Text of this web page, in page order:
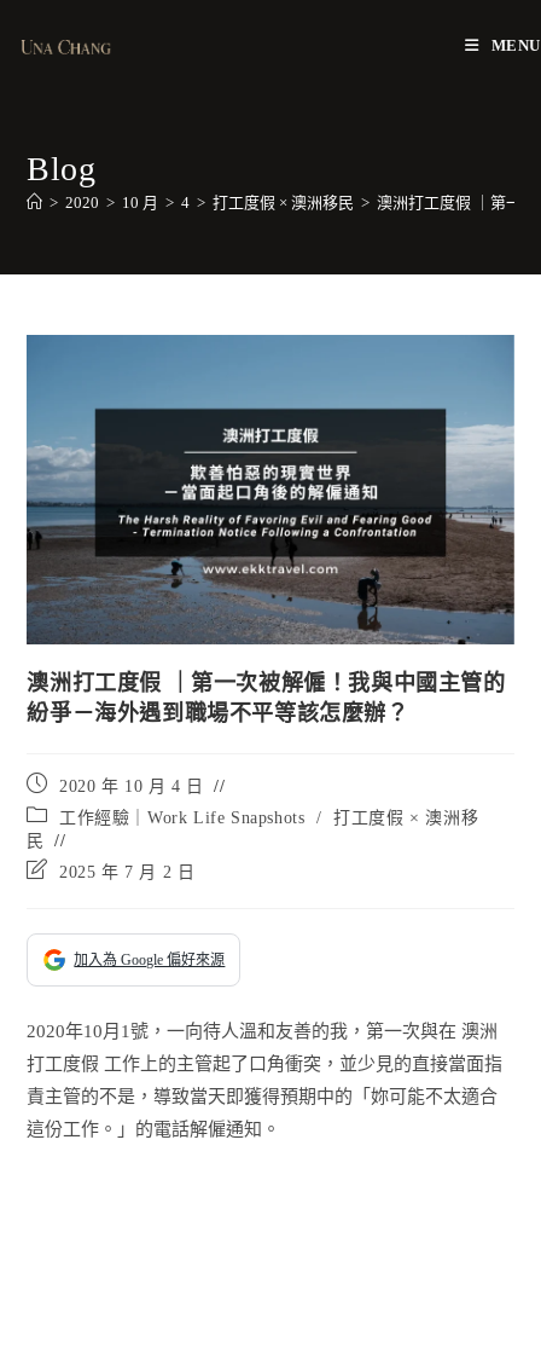
MENU
Blog
> 2020 > 10 月 > 4 > 打工度假 × 澳洲移民 > 澳洲打工度假 ｜第一
澳洲打工度假 ｜第一次被解僱！我與中國主管的
紛爭－海外遇到職場不平等該怎麼辦？
Post
published:
2020 年 10 月 4 日
Post
category:
工作經驗｜Work Life Snapshots /
打工度假 × 澳洲移
民
Post 2025 年 7 月 2 日
加入為 Google 偏好來源
2020年10月1號，一向待人溫和友善的我，第一次與在 澳洲
打工度假 工作上的主管起了口角衝突，並少見的直接當面指
責主管的不是，導致當天即獲得預期中的「妳可能不太適合
這份工作。」的電話解僱通知。